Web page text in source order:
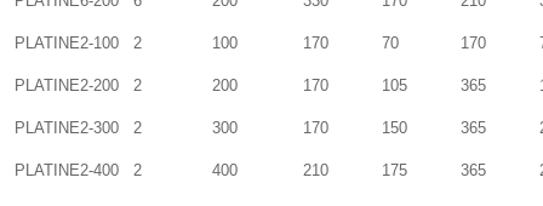
PLATINE2-100 2 100 170 70 170
PLATINE2-200 2 200 170 105 365
PLATINE2-300 2 300 170 150 365
PLATINE2-400 2 400 210 175 365